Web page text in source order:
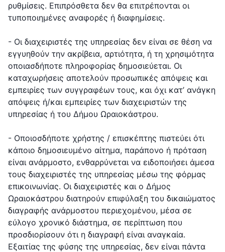
ρυθμίσεις. Επιπρόσθετα δεν θα επιτρέπονται οι
τυποποιημένες αναφορές ή διαφημίσεις.
- Οι διαχειριστές της υπηρεσίας δεν είναι σε θέση να
εγγυηθούν την ακρίβεια, αρτιότητα, ή τη χρησιμότητα
οποιασδήποτε πληροφορίας δημοσιεύεται. Οι
καταχωρήσεις αποτελούν προσωπικές απόψεις και
εμπειρίες των συγγραφέων τους, και όχι κατ’ ανάγκη
απόψεις ή/και εμπειρίες των διαχειριστών της
υπηρεσίας ή του Δήμου Ωραιοκάστρου.
- Οποιοσδήποτε χρήστης / επισκέπτης πιστεύει ότι
κάποιο δημοσιευμένο αίτημα, παράπονο ή πρόταση
είναι ανάρμοστο, ενθαρρύνεται να ειδοποιήσει άμεσα
τους διαχειριστές της υπηρεσίας μέσω της φόρμας
επικοινωνίας. Οι διαχειριστές και ο Δήμος
Ωραιοκάστρου διατηρούν επιφύλαξη του δικαιώματος
διαγραφής ανάρμοστου περιεχομένου, μέσα σε
εύλογο χρονικό διάστημα, σε περίπτωση που
προσδιορίσουν ότι η διαγραφή είναι αναγκαία.
Εξαιτίας της φύσης της υπηρεσίας, δεν είναι πάντα